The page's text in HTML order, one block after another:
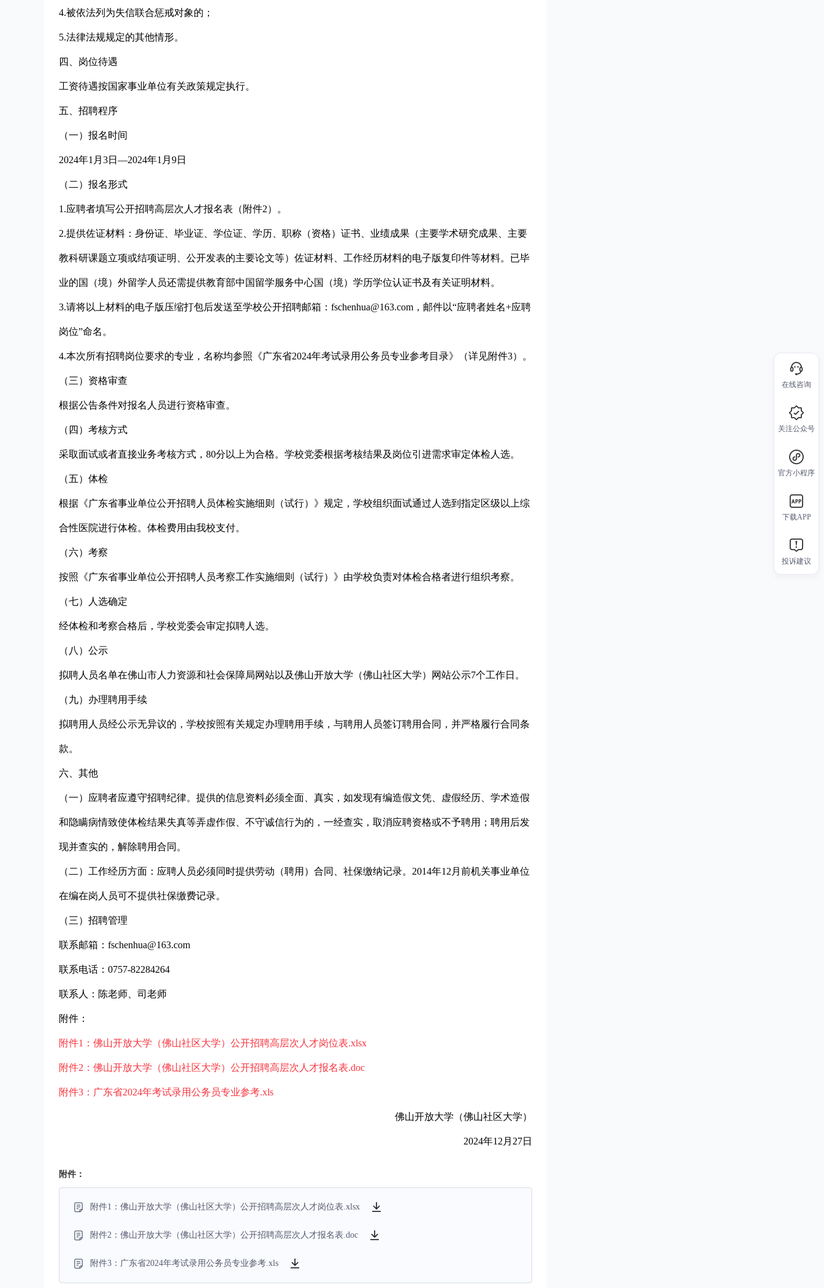
4.被依法列为失信联合惩戒对象的；
5.法律法规规定的其他情形。
四、岗位待遇
工资待遇按国家事业单位有关政策规定执行。
五、招聘程序
（一）报名时间
2024年1月3日—2024年1月9日
（二）报名形式
1.应聘者填写公开招聘高层次人才报名表（附件2）。
2.提供佐证材料：身份证、毕业证、学位证、学历、职称（资格）证书、业绩成果（主要学术研究成果、主要
教科研课题立项或结项证明、公开发表的主要论文等）佐证材料、工作经历材料的电子版复印件等材料。已毕
业的国（境）外留学人员还需提供教育部中国留学服务中心国（境）学历学位认证书及有关证明材料。
3.请将以上材料的电子版压缩打包后发送至学校公开招聘邮箱：fschenhua@163.com，邮件以“应聘者姓名+应聘
岗位”命名。
4.本次所有招聘岗位要求的专业，名称均参照《广东省2024年考试录用公务员专业参考目录》（详见附件3）。
（三）资格审查
根据公告条件对报名人员进行资格审查。
（四）考核方式
采取面试或者直接业务考核方式，80分以上为合格。学校党委根据考核结果及岗位引进需求审定体检人选。
（五）体检
根据《广东省事业单位公开招聘人员体检实施细则（试行）》规定，学校组织面试通过人选到指定区级以上综
合性医院进行体检。体检费用由我校支付。
（六）考察
按照《广东省事业单位公开招聘人员考察工作实施细则（试行）》由学校负责对体检合格者进行组织考察。
（七）人选确定
经体检和考察合格后，学校党委会审定拟聘人选。
（八）公示
拟聘人员名单在佛山市人力资源和社会保障局网站以及佛山开放大学（佛山社区大学）网站公示7个工作日。
（九）办理聘用手续
拟聘用人员经公示无异议的，学校按照有关规定办理聘用手续，与聘用人员签订聘用合同，并严格履行合同条
款。
六、其他
（一）应聘者应遵守招聘纪律。提供的信息资料必须全面、真实，如发现有编造假文凭、虚假经历、学术造假
和隐瞒病情致使体检结果失真等弄虚作假、不守诚信行为的，一经查实，取消应聘资格或不予聘用；聘用后发
现并查实的，解除聘用合同。
（二）工作经历方面：应聘人员必须同时提供劳动（聘用）合同、社保缴纳记录。2014年12月前机关事业单位
在编在岗人员可不提供社保缴费记录。
（三）招聘管理
联系邮箱：fschenhua@163.com
联系电话：0757-82284264
联系人：陈老师、司老师
附件：
附件1：佛山开放大学（佛山社区大学）公开招聘高层次人才岗位表.xlsx
附件2：佛山开放大学（佛山社区大学）公开招聘高层次人才报名表.doc
附件3：广东省2024年考试录用公务员专业参考.xls
佛山开放大学（佛山社区大学）
2024年12月27日
附件：
附件1：佛山开放大学（佛山社区大学）公开招聘高层次人才岗位表.xlsx
附件2：佛山开放大学（佛山社区大学）公开招聘高层次人才报名表.doc
附件3：广东省2024年考试录用公务员专业参考.xls
在线咨询
关注公众号
官方小程序
下载APP
投诉建议